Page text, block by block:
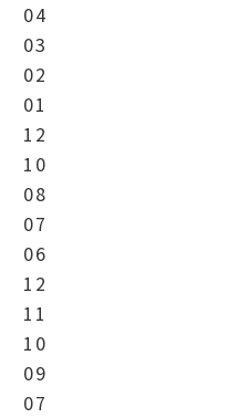
04
03
02
01
12
10
08
07
06
12
11
10
09
07